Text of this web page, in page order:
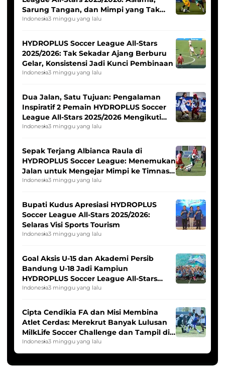
Sarung Tangan, dan Mimpi yang Tak
Pernah Padam
Indonesia3 minggu yang lalu
HYDROPLUS Soccer League All-Stars
2025/2026: Tak Sekadar Ajang Berburu
Gelar, Konsistensi Jadi Kunci Pembinaan
Indonesia3 minggu yang lalu
Dua Jalan, Satu Tujuan: Pengalaman
Inspiratif 2 Pemain HYDROPLUS Soccer
League All-Stars 2025/2026 Mengikuti
Seleksi Timnas Indonesia Putri
Indonesia3 minggu yang lalu
Sepak Terjang Albianca Raula di
HYDROPLUS Soccer League: Menemukan
Jalan untuk Mengejar Mimpi ke Timnas
Indonesia Putri
Indonesia3 minggu yang lalu
Bupati Kudus Apresiasi HYDROPLUS
Soccer League All-Stars 2025/2026:
Selaras Visi Sports Tourism
Indonesia3 minggu yang lalu
Goal Aksis U-15 dan Akademi Persib
Bandung U-18 Jadi Kampiun
HYDROPLUS Soccer League All-Stars
2025/2026
Indonesia3 minggu yang lalu
Cipta Cendikia FA dan Misi Membina
Atlet Cerdas: Merekrut Banyak Lulusan
MilkLife Soccer Challenge dan Tampil di
HYDROPLUS Soccer League
Indonesia3 minggu yang lalu